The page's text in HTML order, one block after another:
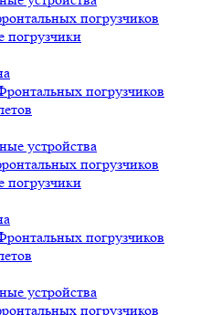
погрузчиков
погрузчики
погрузчиков
устройства
погрузчиков
погрузчики
погрузчиков
устройства
погрузчиков